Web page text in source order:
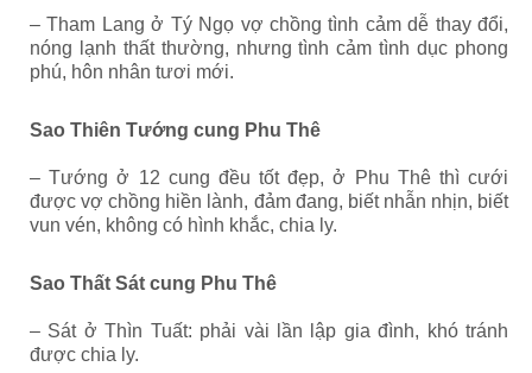
– Tham Lang ở Tý Ngọ vợ chồng tình cảm dễ thay đổi,
nóng lạnh thất thường, nhưng tình cảm tình dục phong
phú, hôn nhân tươi mới.
Sao Thiên Tướng cung Phu Thê
– Tướng ở 12 cung đều tốt đẹp, ở Phu Thê thì cưới
được vợ chồng hiền lành, đảm đang, biết nhẫn nhịn, biết
vun vén, không có hình khắc, chia ly.
Sao Thất Sát cung Phu Thê
– Sát ở Thìn Tuất: phải vài lần lập gia đình, khó tránh
được chia ly.